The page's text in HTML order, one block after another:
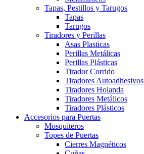
Tapas, Pestillos y Tarugos
Tapas
Tarugos
Tiradores y Perillas
Asas Plasticas
Perillas Metálicas
Perillas Plásticas
Tirador Corrido
Tiradores Autoadhesivos
Tiradores Holanda
Tiradores Metálicos
Tiradores Plásticos
Accesorios para Puertas
Mosquiteros
Topes de Puertas
Cierres Magnéticos